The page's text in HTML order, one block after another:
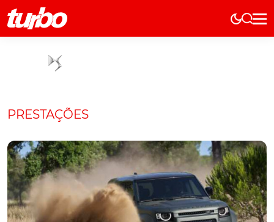
Elétricos
Marcas
Comerciais
Curiosidades
Elétricos
Técnica
PRESTAÇÕES